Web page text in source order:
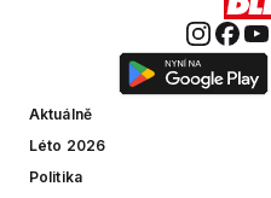
Aktuálně
Léto 2026
Politika